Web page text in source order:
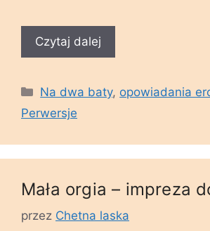
Czytaj dalej
Na dwa baty, opowiadania
Perwersje
Mała orgia – impreza
przez Chetna laska